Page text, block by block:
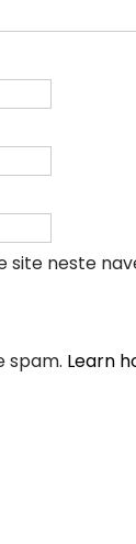
site neste
spam. Learn